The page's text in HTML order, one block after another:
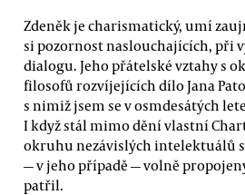
Zdeněk je charismatický, umí
si pozornost naslouchajících, při
dialogu. Jeho přátelské vztahy s
filosofů rozvíjejících dílo Jana
s nimiž jsem se v osmdesátých
I když stál mimo dění vlastní
okruhu nezávislých intelektuálů
— v jeho případě — volně
patřil.